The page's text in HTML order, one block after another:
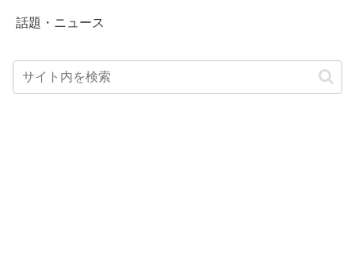
話題・ニュース